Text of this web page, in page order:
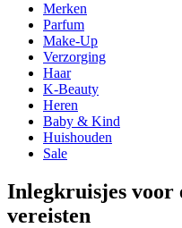
Merken
Parfum
Make-Up
Verzorging
Haar
K-Beauty
Heren
Baby & Kind
Huishouden
Sale
Inlegkruisjes voor
vereisten